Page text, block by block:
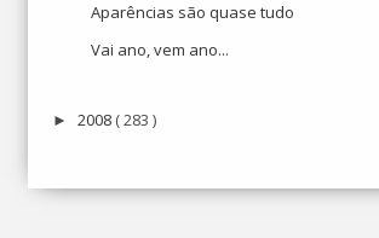
Aparências são quase tudo
Vai ano, vem ano...
► 2008 ( 283 )